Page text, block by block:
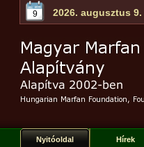
9 2026. augusztus 9.
Nyitóoldal Hírek